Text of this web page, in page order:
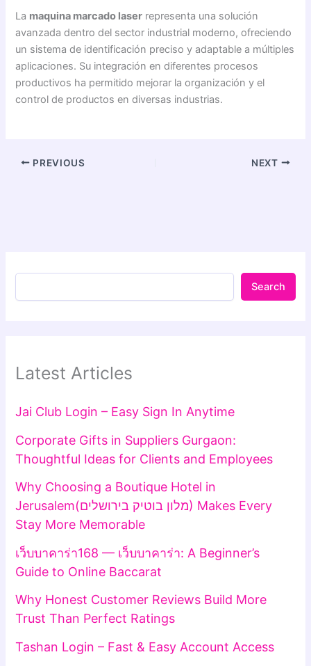
La maquina marcado laser representa una solución
avanzada dentro del sector industrial moderno, ofreciendo
un sistema de identificación preciso y adaptable a múltiples
aplicaciones. Su integración en diferentes procesos
productivos ha permitido mejorar la organización y el
control de productos en diversas industrias.
PREVIOUS NEXT
Search
Latest Articles
Jai Club Login – Easy Sign In Anytime
Corporate Gifts in Suppliers Gurgaon:
Thoughtful Ideas for Clients and Employees
Why Choosing a Boutique Hotel in
Jerusalem(מלון בוטיק בירושלים) Makes Every
Stay More Memorable
เว็บบาคาร่า168 — เว็บบาคาร่า: A Beginner’s
Guide to Online Baccarat
Why Honest Customer Reviews Build More
Trust Than Perfect Ratings
Tashan Login – Fast & Easy Account Access